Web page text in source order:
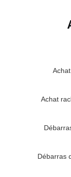
Achat
Débarras